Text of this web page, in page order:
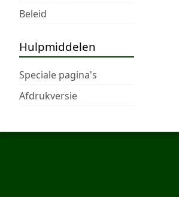
Beleid
Hulpmiddelen
Speciale pagina's
Afdrukversie